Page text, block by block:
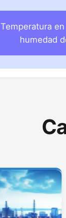
Temperatura
humedad